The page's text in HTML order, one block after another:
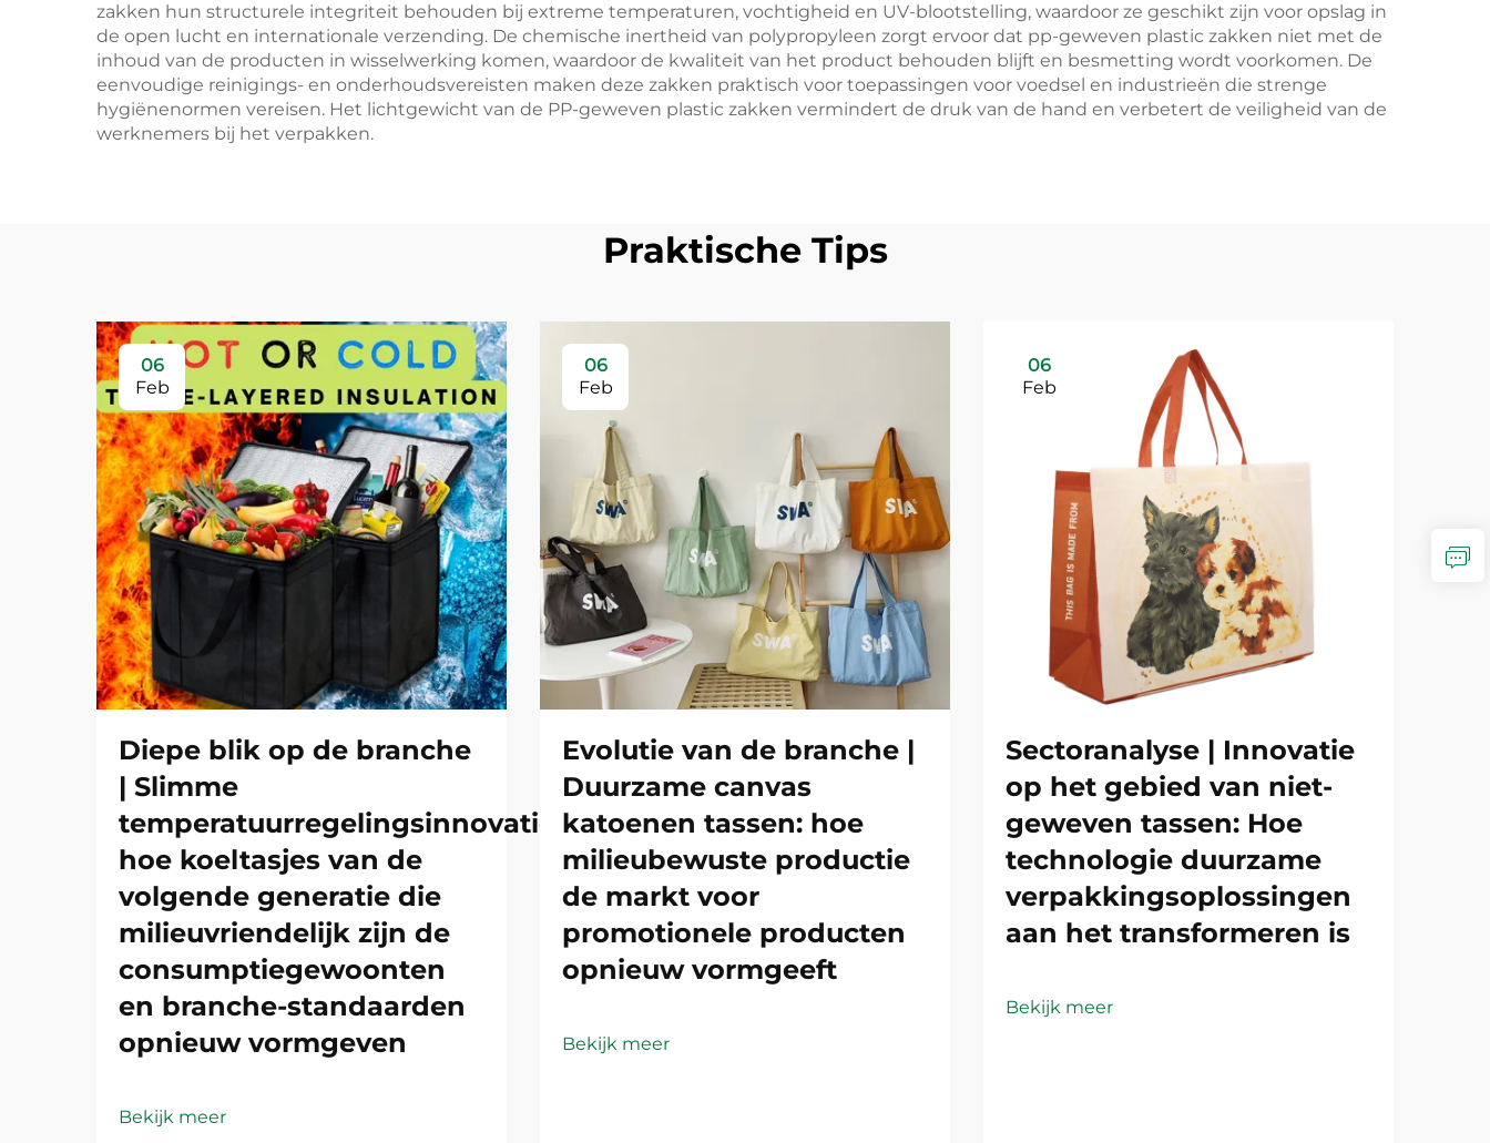
zakken hun structurele integriteit behouden bij extreme temperaturen, vochtigheid en UV-blootstelling, waardoor ze geschikt zijn voor opslag in
de open lucht en internationale verzending. De chemische inertheid van polypropyleen zorgt ervoor dat pp-geweven plastic zakken niet met de
inhoud van de producten in wisselwerking komen, waardoor de kwaliteit van het product behouden blijft en besmetting wordt voorkomen. De
eenvoudige reinigings- en onderhoudsvereisten maken deze zakken praktisch voor toepassingen voor voedsel en industrieën die strenge
hygiënenormen vereisen. Het lichtgewicht van de PP-geweven plastic zakken vermindert de druk van de hand en verbetert de veiligheid van de
werknemers bij het verpakken.
Praktische Tips
06
Feb
Diepe blik op de branche
| Slimme
temperatuurregelingsinnovatie:
hoe koeltasjes van de
volgende generatie die
milieuvriendelijk zijn de
consumptiegewoonten
en branche-standaarden
opnieuw vormgeven
Bekijk meer
06
Feb
Evolutie van de branche |
Duurzame canvas
katoenen tassen: hoe
milieubewuste productie
de markt voor
promotionele producten
opnieuw vormgeeft
Bekijk meer
06
Feb
Sectoranalyse | Innovatie
op het gebied van niet-
geweven tassen: Hoe
technologie duurzame
verpakkingsoplossingen
aan het transformeren is
Bekijk meer